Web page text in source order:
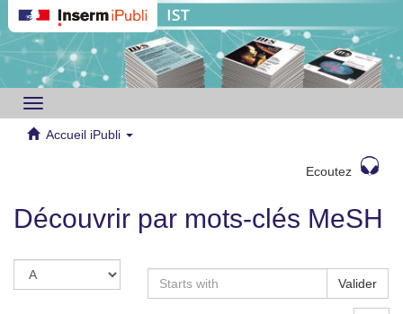
Toggle
navigation
Accueil iPubli
Ecoutez
Découvrir par mots-clés MeSH
Valider